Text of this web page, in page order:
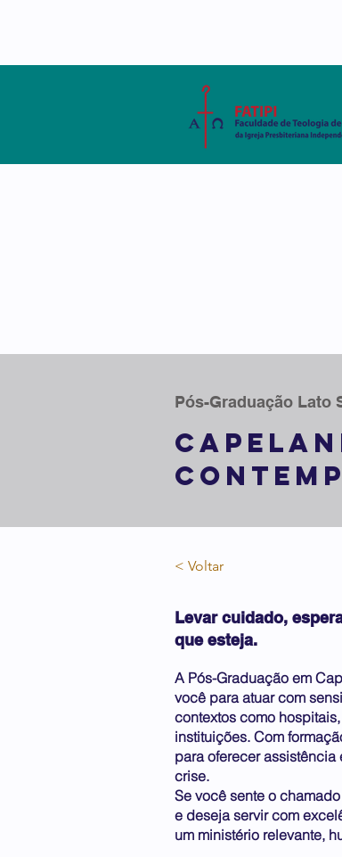
< Voltar
Levar cuidado,
que esteja.
A Pós-Graduação em
você para atuar com
contextos como
instituições. Com
para oferecer
crise.
Se você sente o
e deseja servir com
um ministério relevante,
Pós-Graduação Lato